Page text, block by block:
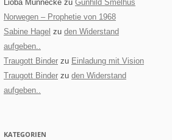
Lioba Munnecke zu Gunhild Smelhus
Norwegen – Prophetie von 1968
Sabine Hagel zu den Widerstand
aufgeben..
Traugott Binder zu Einladung mit Vision
Traugott Binder zu den Widerstand
aufgeben..
KATEGORIEN